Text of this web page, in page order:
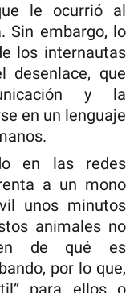
le ocurrió al
Sin embargo, lo
los internautas
desenlace, que
y la
en un lenguaje
en las redes
a un mono
unos minutos
animales no
de qué es
por lo que,